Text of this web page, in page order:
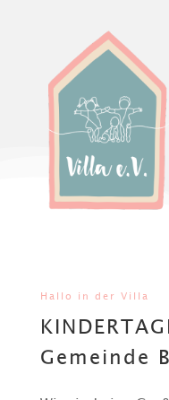
Hallo in der Villa
Gemeinde